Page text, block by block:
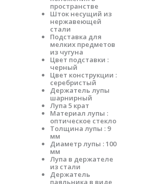
пространстве
Шток несущий из
нержавеющей
стали
Подставка для
мелких предметов
из чугуна
Цвет подставки :
черный
Цвет конструкции :
серебристый
Держатель лупы
шарнирный
Лупа 5 крат
Материал лупы :
оптическое стекло
Толщина лупы : 9
мм
Диаметр лупы : 100
мм
Лупа в держателе
из стали
Держатель